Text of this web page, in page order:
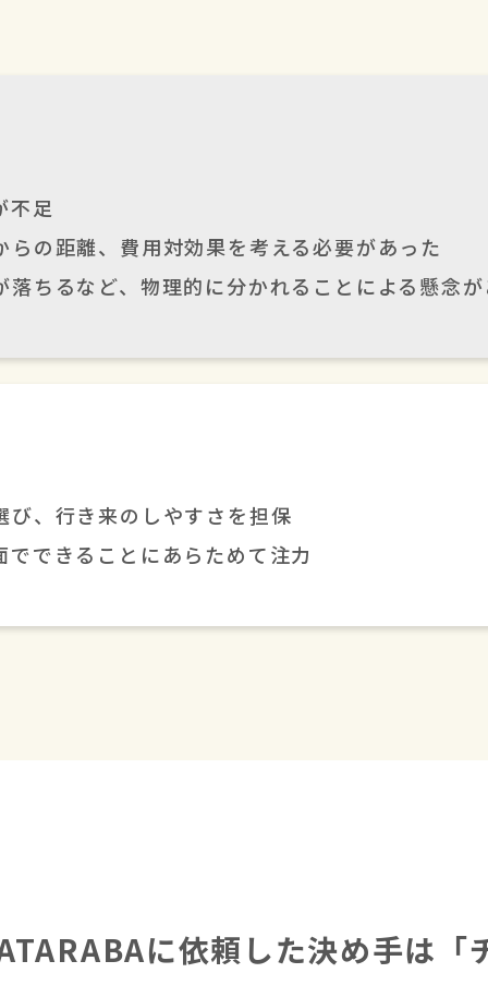
不足
の距離、費用対効果を考える必要があった
ちるなど、物理的に分かれることによる懸念
、行き来のしやすさを担保
できることにあらためて注力
に依頼した決め手は「